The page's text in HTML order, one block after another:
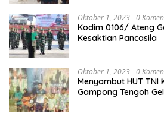
Oktober 1, 2023 0
Kodim 0106/ Ateng
Kesaktian Pancasila
Oktober 1, 2023 0
Menyambut HUT TNI
Gampong Tengoh